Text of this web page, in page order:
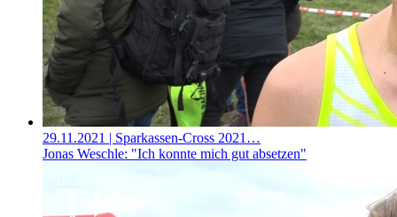
29.11.2021 | Sparkassen-Cross 2021…
Jonas Weschle: "Ich konnte mich gut absetzen"